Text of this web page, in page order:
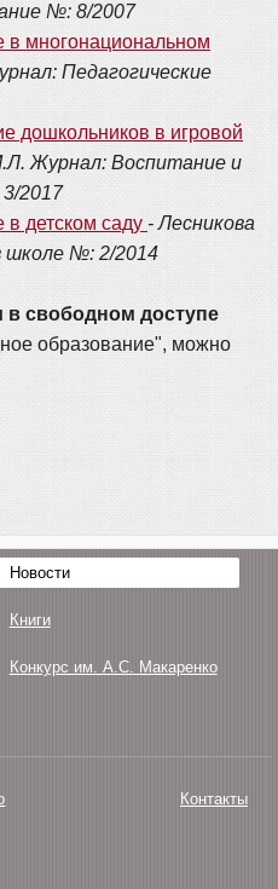
№: 8/2007
в многонациональном
Педагогические
дошкольников в игровой
Журнал: Воспитание и
2017
в детском саду - Лесникова
школе №: 2/2014
в свободном доступе
образование", можно
Новости
Книги
Конкурс им. А.С. Макаренко
Контакты